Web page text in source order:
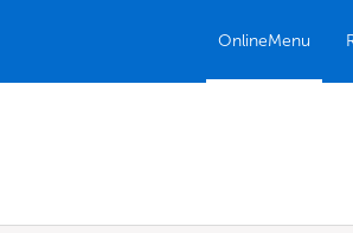
OnlineMenu